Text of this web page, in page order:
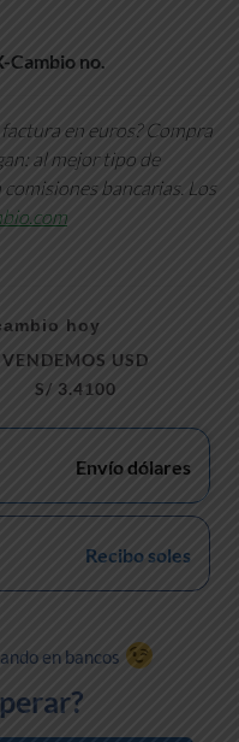
Cambio no.
en euros? Compra
al mejor tipo de
bancarias. Los
hoy
VENDEMOS USD
S/ 3.4100
Envío dólares
Recibo soles
en bancos
EUROS?